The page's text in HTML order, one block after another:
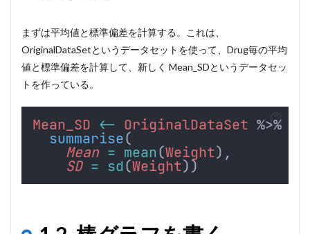
まずは平均値と標準偏差を計算する。これは、
OriginalDataSetというデータセットを使って、Drug毎の平均
値と標準偏差を計算して、新しく Mean_SDというデータセッ
トを作っている。
Mean_SD <- OriginalDataSet %>%
summarise(
Mean = mean(Weight),
SD = sd(Weight))